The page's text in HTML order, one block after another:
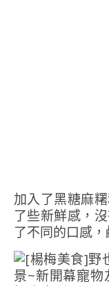
加入了黑糖麻
了些新鮮感，
了不同的口感